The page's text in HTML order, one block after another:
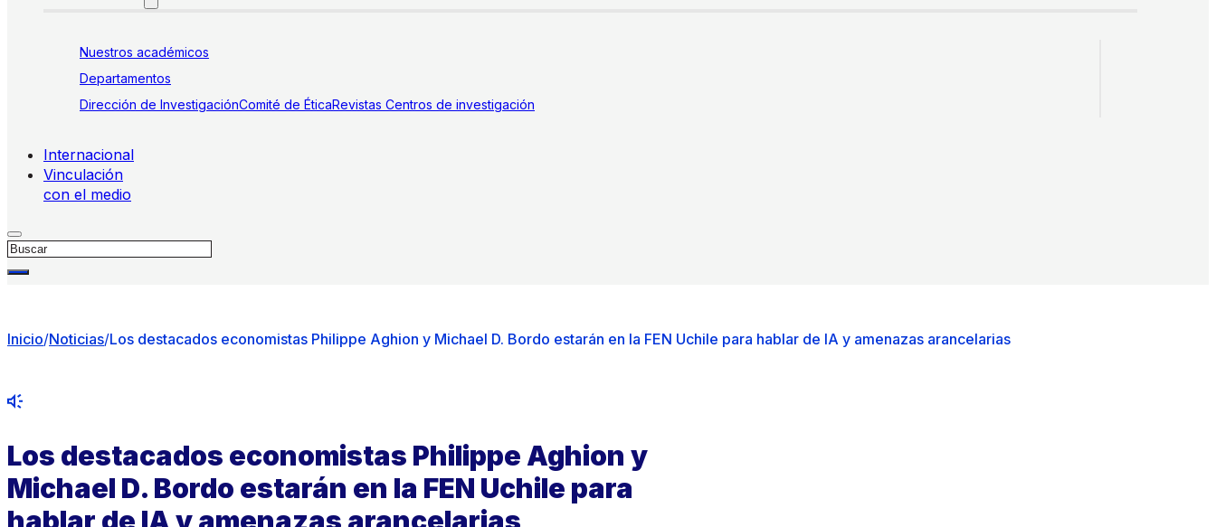
Nuestros académicos
Departamentos
Dirección de InvestigaciónComité de ÉticaRevistas Centros de investigación
Internacional
Vinculación
con el medio
Buscar
Inicio/Noticias/Los destacados economistas Philippe Aghion y Michael D. Bordo estarán en la FEN Uchile para hablar de IA y amenazas arancelarias
Los destacados economistas Philippe Aghion y
Michael D. Bordo estarán en la FEN Uchile para